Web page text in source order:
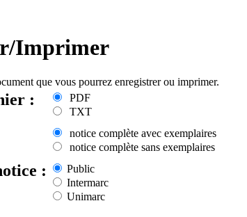
Imprimer
que vous pourrez enregistrer ou imprimer.
:
PDF
TXT
notice complète avec exemplaires
notice complète sans exemplaires
:
Public
Intermarc
Unimarc